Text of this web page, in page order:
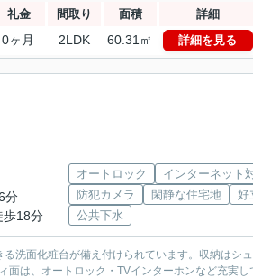
礼金 間取り 面積 詳細
0ヶ月 2LDK 60.31㎡ 詳細を見る
分
歩18分
オートロック
インターネット
防犯カメラ
閑静な住宅地
好
公共下水
洗面化粧台が備え付けられています。収納はシ
は、オートロック・TVインターホンなど充実し